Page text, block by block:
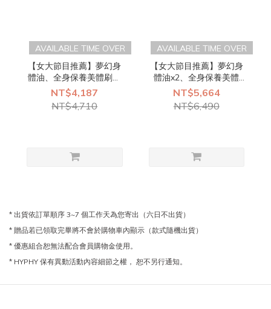
AVAILABLE TIME OVER
【女大節目推薦】夢幻身
體油、全身保養美體刷、
磁力塑身儀｜HYPHY
NT$4,187
NT$4,710
AVAILABLE TIME OVER
【女大節目推薦】夢幻身
體油x2、全身保養美體
刷、磁力塑身儀｜HYPHY
NT$5,664
NT$6,490
* 出貨依訂單順序 3~7 個工作天為您寄出（六日不出貨）
* 贈品若已領取完畢將不會於購物車內顯示（款式隨機出貨）
* 優惠組合恕無法配合會員購物金使用。
* HYPHY 保有異動活動內容細節之權， 恕不另行通知。